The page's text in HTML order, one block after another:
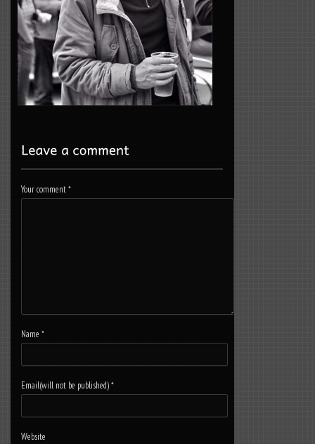
Your comment*
Name*
Email(will not be published)*
Website